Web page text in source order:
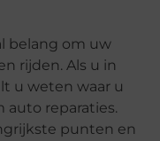
belang om uw
rijden. Als u in
u weten waar u
auto reparaties.
punten en